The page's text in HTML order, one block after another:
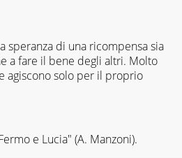
speranza di una ricompensa sia
a fare il bene degli altri. Molto
agiscono solo per il proprio
e Lucia" (A. Manzoni).